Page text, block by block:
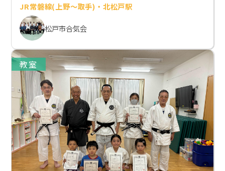
JR常磐線(上野～取手)・北松戸駅
松戸市合気会
教室